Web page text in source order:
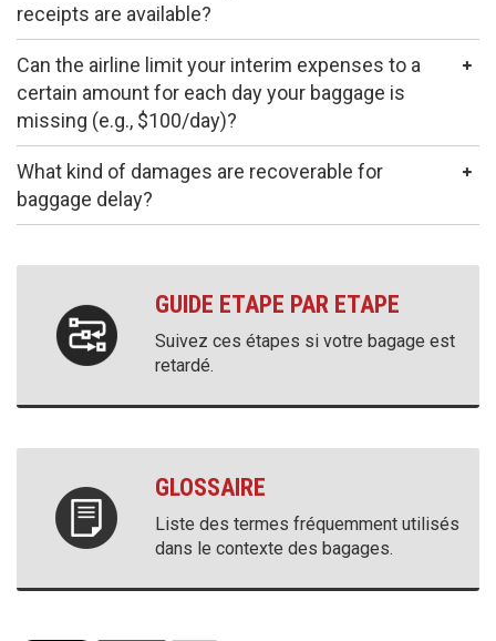
receipts are available?
Can the airline limit your interim expenses to a
certain amount for each day your baggage is
missing (e.g., $100/day)?
What kind of damages are recoverable for
baggage delay?
GUIDE ETAPE PAR ETAPE
Suivez ces étapes si votre bagage est
retardé.
GLOSSAIRE
Liste des termes fréquemment utilisés
dans le contexte des bagages.